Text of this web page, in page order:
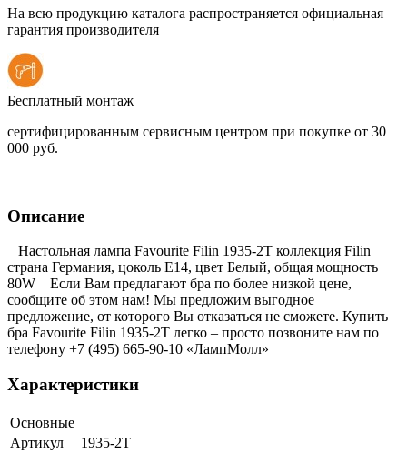
На всю продукцию каталога распространяется официальная
гарантия производителя
Бесплатный монтаж
сертифицированным сервисным центром при покупке от 30
000 руб.
Описание
Настольная лампа Favourite Filin 1935-2T коллекция Filin
страна Германия, цоколь E14, цвет Белый, общая мощность
80W Если Вам предлагают бра по более низкой цене,
сообщите об этом нам! Мы предложим выгодное
предложение, от которого Вы отказаться не сможете. Купить
бра Favourite Filin 1935-2T легко – просто позвоните нам по
телефону +7 (495) 665-90-10 «ЛампМолл»
Характеристики
Основные
Артикул
1935-2T